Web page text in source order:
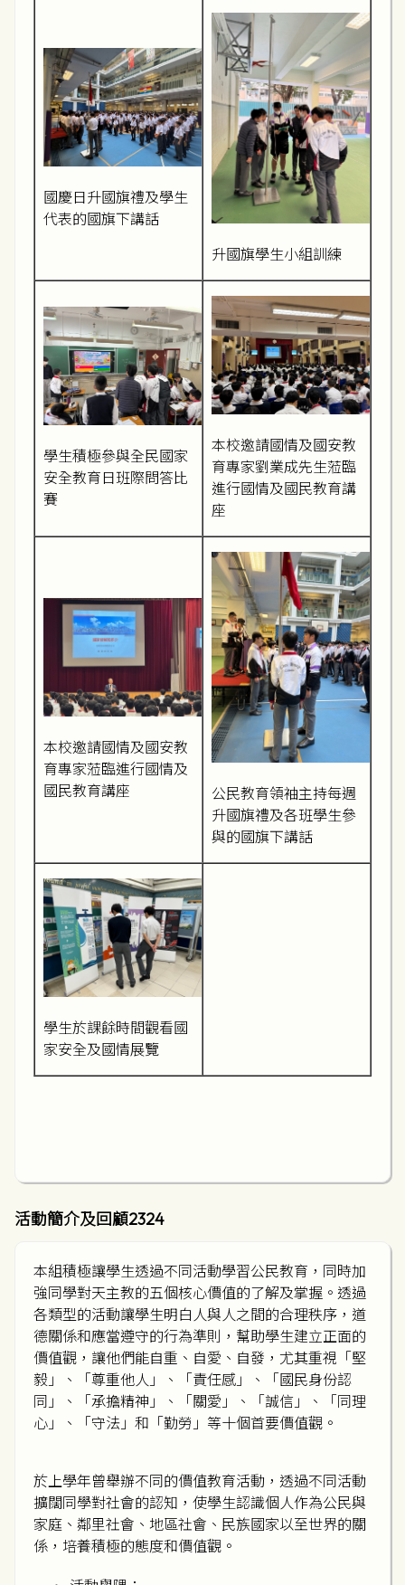
國慶日升國旗禮及學生
代表的國旗下講話
升國旗學生小組訓練
學生積極參與全民國家
安全教育日班際問答比
賽
本校邀請國情及國安教
育專家劉業成先生蒞臨
進行國情及國民教育講
座
本校邀請國情及國安教
育專家蒞臨進行國情及
國民教育講座
公民教育領袖主持每週
升國旗禮及各班學生參
與的國旗下講話
學生於課餘時間觀看國
家安全及國情展覽
活動簡介及回顧2324
本組積極讓學生透過不同活動學習公民教育，同時加
強同學對天主教的五個核心價值的了解及掌握。透過
各類型的活動讓學生明白人與人之間的合理秩序，道
德關係和應當遵守的行為準則，幫助學生建立正面的
價值觀，讓他們能自重、自愛、自發，尤其重視「堅
毅」、「尊重他人」、「責任感」、「國民身份認
同」、「承擔精神」、「關愛」、「誠信」、「同理
心」、「守法」和「勤勞」等十個首要價值觀。
於上學年曾舉辦不同的價值教育活動，透過不同活動
擴闊同學對社會的認知，使學生認識個人作為公民與
家庭、鄰里社會、地區社會、民族國家以至世界的關
係，培養積極的態度和價值觀。